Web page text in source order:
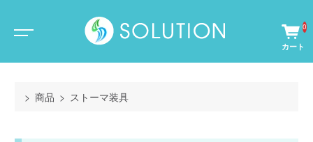
0
商品 ストーマ装具